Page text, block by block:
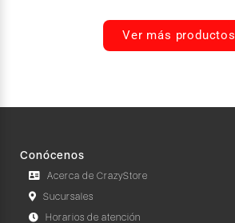
Ver más productos
Conócenos
Acerca de CrazyStore
Sucursales
Horarios de atención